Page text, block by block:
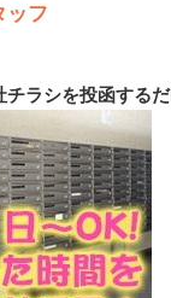
ッフ
ラシを投函するだ